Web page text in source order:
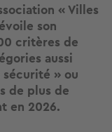
« Villes
son
critères de
aussi
» ou
de plus de
en 2026.